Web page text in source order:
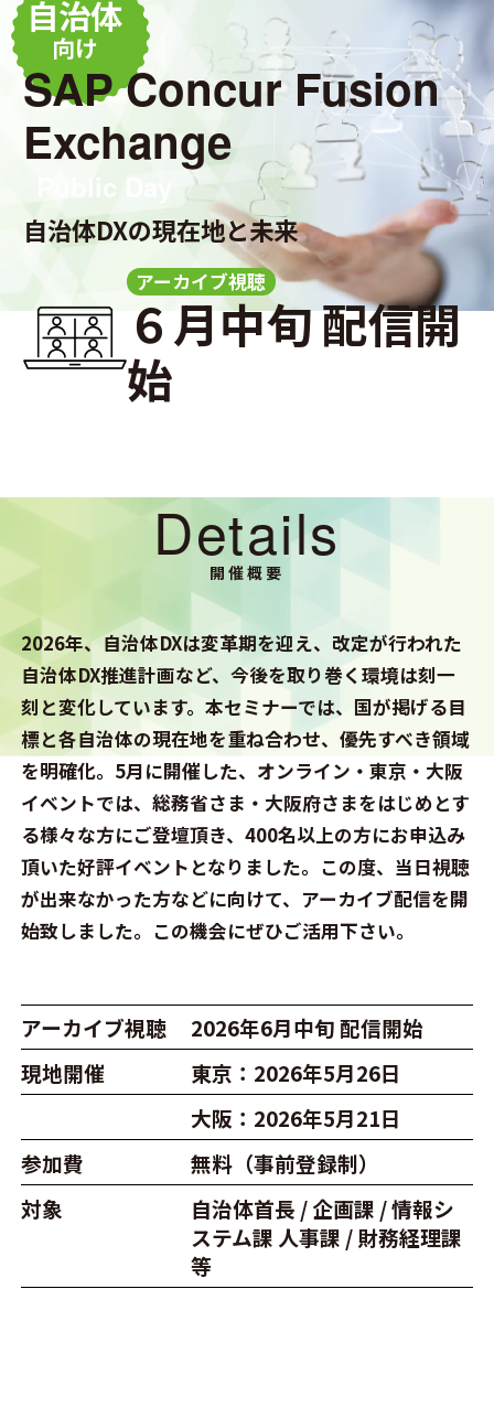
自治体
向け
SAP Concur Fusion
Exchange
自治体DXの現在地と未来
アーカイブ視聴
６月中旬 配信開
始
Details
開催概要
2026年、自治体DXは変革期を迎え、改定が行われた
自治体DX推進計画など、今後を取り巻く環境は刻一
刻と変化しています。本セミナーでは、国が掲げる目
標と各自治体の現在地を重ね合わせ、優先すべき領域
を明確化。5月に開催した、オンライン・東京・大阪
イベントでは、総務省さま・大阪府さまをはじめとす
る様々な方にご登壇頂き、400名以上の方にお申込み
頂いた好評イベントとなりました。この度、当日視聴
が出来なかった方などに向けて、アーカイブ配信を開
始致しました。この機会にぜひご活用下さい。
アーカイブ視聴
2026年6月中旬 配信開始
現地開催
東京：2026年5月26日
大阪：2026年5月21日
参加費
無料（事前登録制）
対象
自治体首長 / 企画課 / 情報シ
ステム課 人事課 / 財務経理課
等